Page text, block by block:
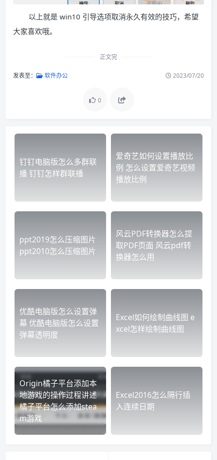
以上就是 win10 引导选项取消永久有效的技巧，希望
大家喜欢哦。
正文完
发表至： 软件办公 2023/07/20
0
钉钉电脑版怎么多群联
播 钉钉怎样群联播
爱奇艺如何设置播放比
例 怎么设置爱奇艺视频
播放比例
ppt2019怎么压缩图片
ppt2010怎么压缩图片
风云PDF转换器怎么提
取PDF页面 风云pdf转
换器怎么用
优酷电脑版怎么设置弹
幕 优酷电脑版怎么设置
弹幕透明度
Excel如何绘制曲线图 e
xcel怎样绘制曲线图
Origin橘子平台添加本
地游戏的操作过程讲述
橘子平台怎么添加stea
m游戏
Excel2016怎么隔行插
入连续日期